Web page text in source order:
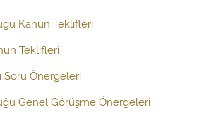
Kanun Teklifleri
Teklifleri
Soru Önergeleri
Genel Görüşme Önergeleri